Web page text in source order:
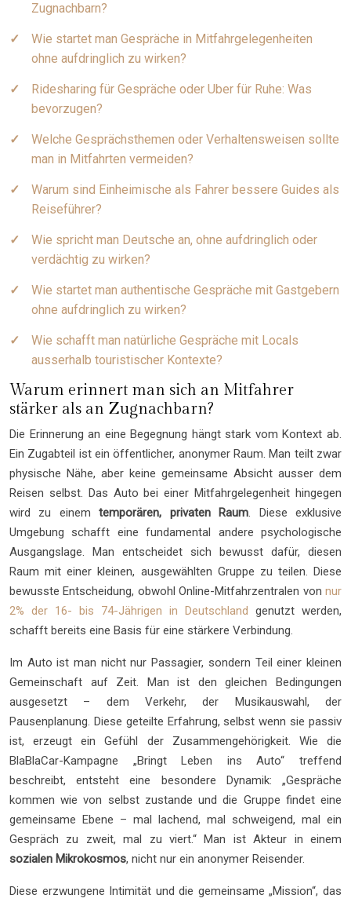
Zugnachbarn?
Wie startet man Gespräche in Mitfahrgelegenheiten
ohne aufdringlich zu wirken?
Ridesharing für Gespräche oder Uber für Ruhe: Was
bevorzugen?
Welche Gesprächsthemen oder Verhaltensweisen sollte
man in Mitfahrten vermeiden?
Warum sind Einheimische als Fahrer bessere Guides als
Reiseführer?
Wie spricht man Deutsche an, ohne aufdringlich oder
verdächtig zu wirken?
Wie startet man authentische Gespräche mit Gastgebern
ohne aufdringlich zu wirken?
Wie schafft man natürliche Gespräche mit Locals
ausserhalb touristischer Kontexte?
Warum erinnert man sich an Mitfahrer
stärker als an Zugnachbarn?
Die Erinnerung an eine Begegnung hängt stark vom Kontext ab.
Ein Zugabteil ist ein öffentlicher, anonymer Raum. Man teilt zwar
physische Nähe, aber keine gemeinsame Absicht ausser dem
Reisen selbst. Das Auto bei einer Mitfahrgelegenheit hingegen
wird zu einemtemporären, privaten Raum. Diese exklusive
Umgebung schafft eine fundamental andere psychologische
Ausgangslage. Man entscheidet sich bewusst dafür, diesen
Raum mit einer kleinen, ausgewählten Gruppe zu teilen. Diese
bewusste Entscheidung, obwohl Online-Mitfahrzentralen von nur
2% der 16- bis 74-Jährigen in Deutschland genutzt werden,
schafft bereits eine Basis für eine stärkere Verbindung.
Im Auto ist man nicht nur Passagier, sondern Teil einer kleinen
Gemeinschaft auf Zeit. Man ist den gleichen Bedingungen
ausgesetzt – dem Verkehr, der Musikauswahl, der
Pausenplanung. Diese geteilte Erfahrung, selbst wenn sie passiv
ist, erzeugt ein Gefühl der Zusammengehörigkeit. Wie die
BlaBlaCar-Kampagne „Bringt Leben ins Auto“ treffend
beschreibt, entsteht eine besondere Dynamik: „Gespräche
kommen wie von selbst zustande und die Gruppe findet eine
gemeinsame Ebene – mal lachend, mal schweigend, mal ein
Gespräch zu zweit, mal zu viert.“ Man ist Akteur in einem
sozialen Mikrokosmos, nicht nur ein anonymer Reisender.
Diese erzwungene Intimität und die gemeinsame „Mission“, das